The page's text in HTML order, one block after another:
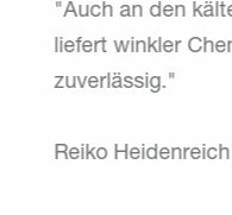
"Auch an den
liefert winkler
zuverlässig."
Reiko